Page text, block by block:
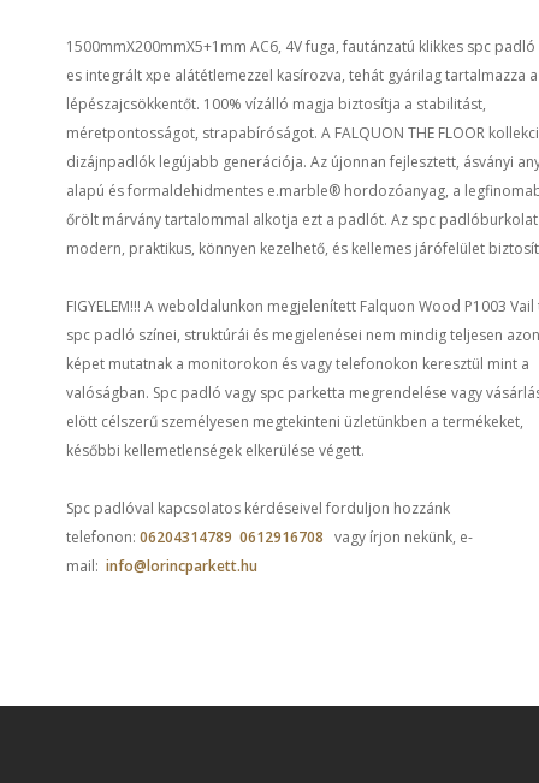
1500mmX200mmX5+1mm AC6, 4V fuga, fautánzatú klikkes spc
es integrált xpe alátétlemezzel kasírozva, tehát gyárilag tartalmazza a
lépészajcsökkentőt. 100% vízálló magja biztosítja a stabilitást,
méretpontosságot, strapabíróságot. A FALQUON THE FLOOR
dizájnpadlók legújabb generációja. Az újonnan fejlesztett, ásványi
alapú és formaldehidmentes e.marble® hordozóanyag, a
őrölt márvány tartalommal alkotja ezt a padlót. Az spc padlóburkolat
modern, praktikus, könnyen kezelhető, és kellemes járófelület
FIGYELEM!!! A weboldalunkon megjelenített Falquon Wood P1003
spc padló színei, struktúrái és megjelenései nem mindig teljesen
képet mutatnak a monitorokon és vagy telefonokon keresztül mint a
valóságban. Spc padló vagy spc parketta megrendelése vagy
elött célszerű személyesen megtekinteni üzletünkben a termékeket,
későbbi kellemetlenségek elkerülése végett.
Spc padlóval kapcsolatos kérdéseivel forduljon hozzánk
telefonon: 06204314789 0612916708 vagy írjon nekünk, e-
mail: info@lorincparkett.hu